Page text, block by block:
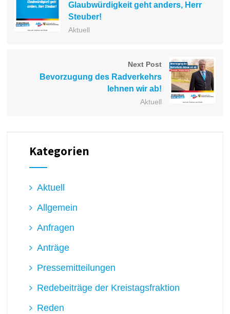
Glaubwürdigkeit geht anders, Herr
Steuber!
Aktuell
Next Post
Bevorzugung des Radverkehrs
lehnen wir ab!
Aktuell
Kategorien
Aktuell
Allgemein
Anfragen
Anträge
Pressemitteilungen
Redebeiträge der Kreistagsfraktion
Reden